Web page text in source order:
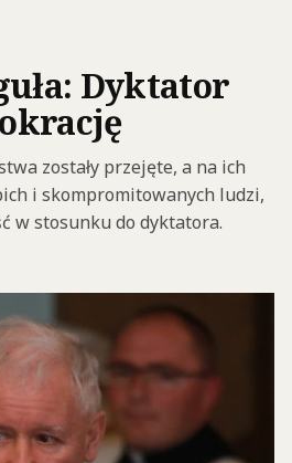
Dyktator
zostały przejęte, a na ich
i skompromitowanych ludzi,
w stosunku do dyktatora.